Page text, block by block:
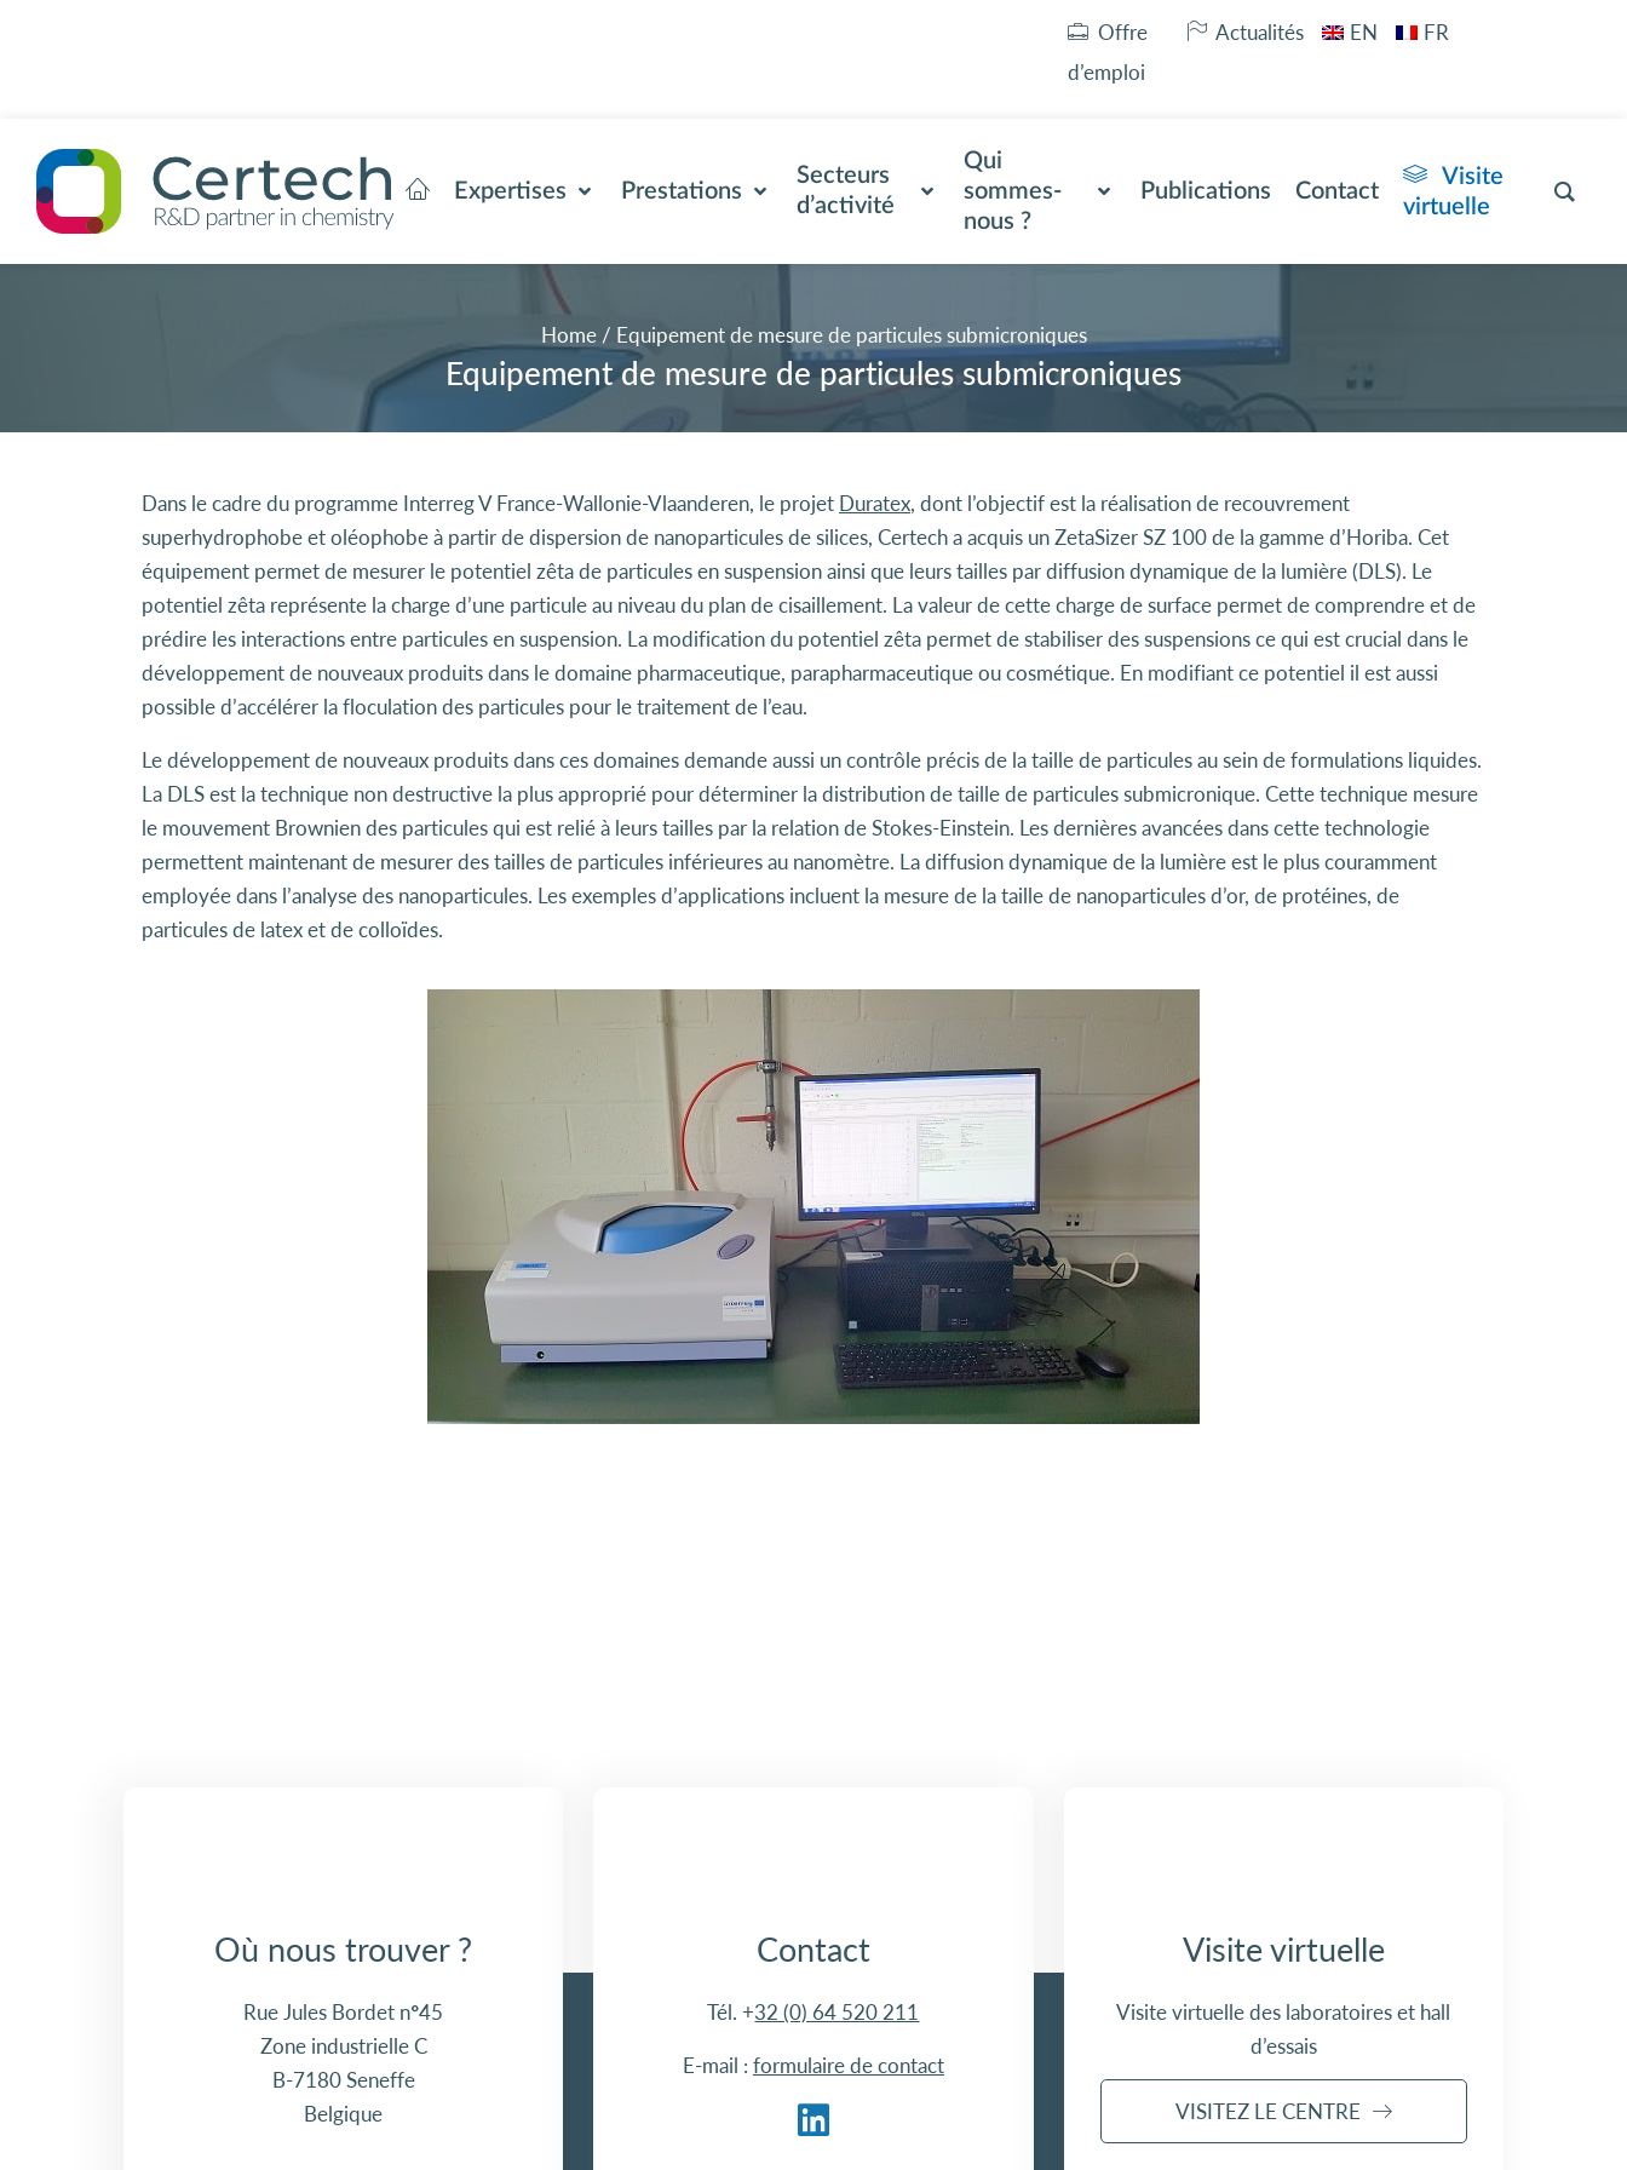
Offre
d’emploi
Actualités EN FR
Expertises Prestations
Secteurs
d’activité
Qui
sommes-
nous ?
Publications Contact
Visite
virtuelle
Home/ Equipement de mesure de particules submicroniques
Equipement de mesure de particules submicroniques
Dans le cadre du programme Interreg V France-Wallonie-Vlaanderen, le projet Duratex, dont l’objectif est la réalisation de recouvrement
superhydrophobe et oléophobe à partir de dispersion de nanoparticules de silices, Certech a acquis un ZetaSizer SZ 100 de la gamme d’Horiba. Cet
équipement permet de mesurer le potentiel zêta de particules en suspension ainsi que leurs tailles par diffusion dynamique de la lumière (DLS). Le
potentiel zêta représente la charge d’une particule au niveau du plan de cisaillement. La valeur de cette charge de surface permet de comprendre et de
prédire les interactions entre particules en suspension. La modification du potentiel zêta permet de stabiliser des suspensions ce qui est crucial dans le
développement de nouveaux produits dans le domaine pharmaceutique, parapharmaceutique ou cosmétique. En modifiant ce potentiel il est aussi
possible d’accélérer la floculation des particules pour le traitement de l’eau.
Le développement de nouveaux produits dans ces domaines demande aussi un contrôle précis de la taille de particules au sein de formulations liquides.
La DLS est la technique non destructive la plus approprié pour déterminer la distribution de taille de particules submicronique. Cette technique mesure
le mouvement Brownien des particules qui est relié à leurs tailles par la relation de Stokes-Einstein. Les dernières avancées dans cette technologie
permettent maintenant de mesurer des tailles de particules inférieures au nanomètre. La diffusion dynamique de la lumière est le plus couramment
employée dans l’analyse des nanoparticules. Les exemples d’applications incluent la mesure de la taille de nanoparticules d’or, de protéines, de
particules de latex et de colloïdes.
Où nous trouver ?
Rue Jules Bordet n°45
Zone industrielle C
B-7180 Seneffe
Belgique
Contact
Tél. +32 (0) 64 520 211
E-mail : formulaire de contact
Visite virtuelle
Visite virtuelle des laboratoires et hall
d’essais
VISITEZ LE CENTRE